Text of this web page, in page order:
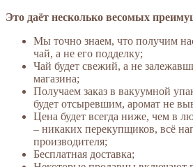
Это даёт несколько весомых
Мы точно знаем, что получим
чай, а не его подделку;
Чай будет свежий, а не
магазина;
Получаем заказ в вакуумной
будет отсыревшим, аромат не
Цена будет всегда ниже, чем в
– никаких перекупщиков, всё
производителя;
Бесплатная доставка;